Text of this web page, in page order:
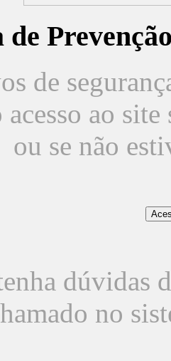
de
de
acesso ao
ou se não
dúvidas
no